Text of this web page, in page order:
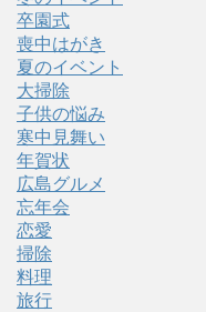
卒園式
喪中はがき
夏のイベント
大掃除
子供の悩み
寒中見舞い
年賀状
広島グルメ
忘年会
恋愛
掃除
料理
旅行